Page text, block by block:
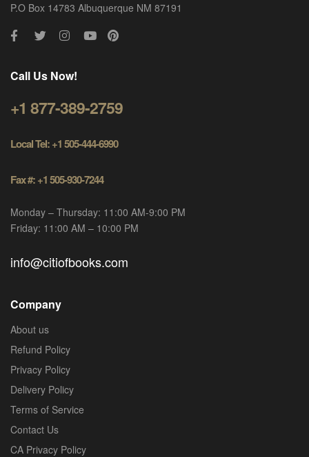
P.O Box 14783 Albuquerque NM 87191
Call Us Now!
+1 877-389-2759
Local Tel: +1 505-444-6990
Fax #: +1 505-930-7244
Monday – Thursday: 11:00 AM-9:00 PM
Friday: 11:00 AM – 10:00 PM
info@citiofbooks.com
Company
About us
Refund Policy
Privacy Policy
Delivery Policy
Terms of Service
Contact Us
CA Privacy Policy